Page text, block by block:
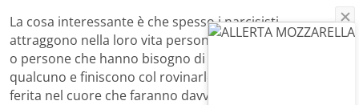
La cosa interessante è che spesso i narcisisti
attraggono nella loro vita persone empatiche, sensibili
o persone che hanno bisogno di prendersi cura di
qualcuno e finiscono col rovinarle e creare in loro una
ferita nel cuore che faranno davvero fatica a far guarire.